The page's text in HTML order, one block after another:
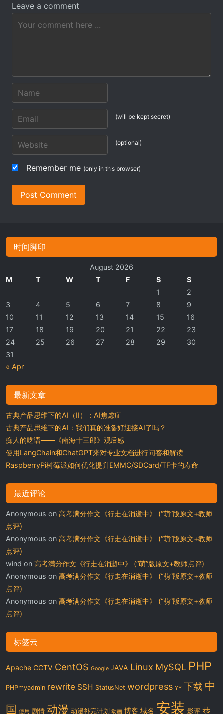
Leave a comment
(will be kept secret)
(optional)
Remember me (only in this browser)
Post Comment
时间脚印
August 2026
M
T W T F S S
« Apr
1
2
3
4 5 6 7 8
9
10
11 12 13 14 15
16
17
18 19 20 21 22
23
24
25 26 27 28 29
30
31
最新文章
古典产品思维下的AI（II）：AI焦虑症
古典产品思维下的AI：我们真的准备好迎接AI了吗？
痴人的呓语——《南海十三郎》观后感
使用LangChain和ChatGPT来对专业文档进行问答和解读
RaspberryPi树莓派如何优化提升EMMC/SDCard/TF卡的寿命
最近评论
Anonymous on 高考满分作文《行走在消逝中》 (“萌”版原文+教师
点评)
Anonymous on 高考满分作文《行走在消逝中》 (“萌”版原文+教师
点评)
wind on 高考满分作文《行走在消逝中》 (“萌”版原文+教师点评)
Anonymous on 高考满分作文《行走在消逝中》 (“萌”版原文+教师
点评)
Anonymous on 高考满分作文《行走在消逝中》 (“萌”版原文+教师
点评)
标签云
Apache CCTV CentOS Google JAVA Linux MySQL PHP
PHPmyadmin rewrite SSH StatusNet wordpress YY 下载 中
国 使用 剧情 动漫 动漫补完计划 动画 博客 域名 安装 影评 恭